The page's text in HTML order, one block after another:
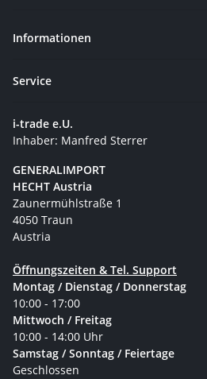
Informationen
Service
i-trade e.U.
Inhaber: Manfred Sterrer
GENERALIMPORT
HECHT Austria
Zaunermühlstraße 1
4050 Traun
Austria
Öffnungszeiten & Tel. Support
Montag / Dienstag / Donnerstag
10:00 - 17:00
Mittwoch / Freitag
10:00 - 14:00 Uhr
Samstag / Sonntag / Feiertage
Geschlossen